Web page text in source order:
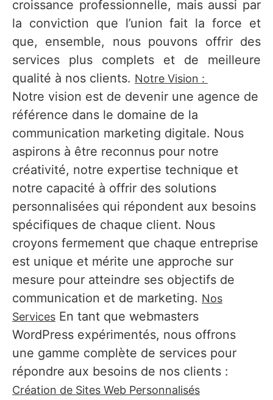
croissance professionnelle, mais aussi par
la conviction que l’union fait la force et
que, ensemble, nous pouvons offrir des
services plus complets et de meilleure
qualité à nos clients. Notre Vision :
Notre vision est de devenir une agence de
référence dans le domaine de la
communication marketing digitale. Nous
aspirons à être reconnus pour notre
créativité, notre expertise technique et
notre capacité à offrir des solutions
personnalisées qui répondent aux besoins
spécifiques de chaque client. Nous
croyons fermement que chaque entreprise
est unique et mérite une approche sur
mesure pour atteindre ses objectifs de
communication et de marketing. Nos
Services En tant que webmasters
WordPress expérimentés, nous offrons
une gamme complète de services pour
répondre aux besoins de nos clients :
Création de Sites Web Personnalisés